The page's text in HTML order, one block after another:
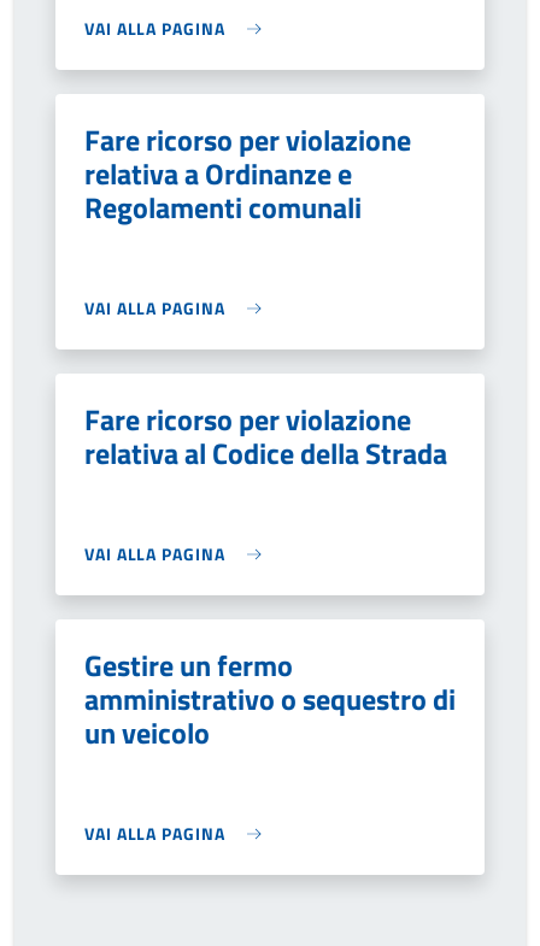
VAI ALLA PAGINA
Fare ricorso per violazione
relativa a Ordinanze e
Regolamenti comunali
VAI ALLA PAGINA
Fare ricorso per violazione
relativa al Codice della Strada
VAI ALLA PAGINA
Gestire un fermo
amministrativo o sequestro di
un veicolo
VAI ALLA PAGINA